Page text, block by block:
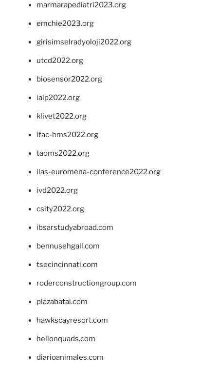
marmarapediatri2023.org
emchie2023.org
girisimselradyoloji2022.org
utcd2022.org
biosensor2022.org
ialp2022.org
klivet2022.org
ifac-hms2022.org
taoms2022.org
iias-euromena-conference2022.org
ivd2022.org
csity2022.org
ibsarstudyabroad.com
bennusehgall.com
tsecincinnati.com
roderconstructiongroup.com
plazabatai.com
hawkscayresort.com
hellonquads.com
diarioanimales.com